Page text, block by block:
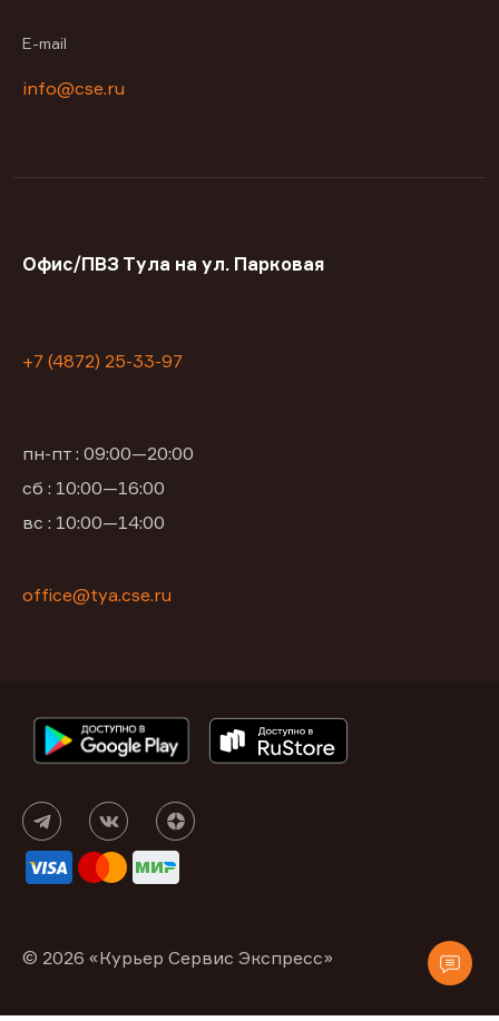
E-mail
info@cse.ru
Офис/ПВЗ Тула на ул. Парковая
+7 (4872) 25-33-97
пн-пт : 09:00—20:00
сб : 10:00—16:00
вс : 10:00—14:00
office@tya.cse.ru
© 2026 «Курьер Сервис Экспресс»